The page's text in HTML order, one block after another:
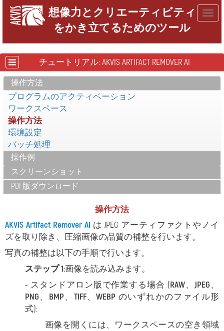
想像力とクリエーティビティ
をかき立てるためのツール
チュートリアル: AKVIS ARTIFACT REMOVER AI
操作方法
プログラムのアクティベーション
ワークスペース
操作方法
環境設定
バッチ処理
操作例
スクリーンショット
PDF版ダウンロード
操作方法
AKVIS Artifact Remover AI は JPEG アーティファクトやノイ
ズを取り除き、圧縮画像の品質の補整を行います。
写真の補整は以下の手順で行います。
ステップ 1:画像を読み込みます。
- スタンドアロン版で作業する場合 (RAW、 JPEG、
PNG、 BMP、 TIFF、WEBP のいずれかのファイル形
式):
画像を開くには、ワークスペースの空き領域